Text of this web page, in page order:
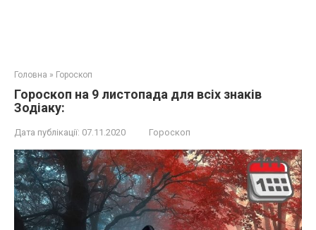
Головна » Гороскоп
Гороскоп на 9 листопада для всіх знаків
Зодіаку:
Дата публікації: 07.11.2020 Гороскоп